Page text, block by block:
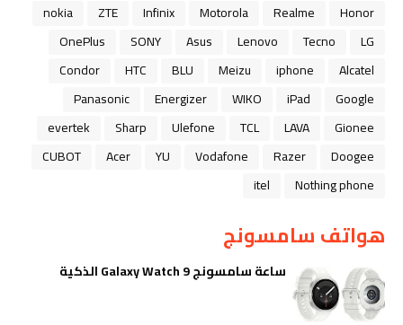
Honor
Realme
Motorola
Infinix
ZTE
nokia
LG
Tecno
Lenovo
Asus
SONY
OnePlus
Alcatel
iphone
Meizu
BLU
HTC
Condor
Google
iPad
WIKO
Energizer
Panasonic
Gionee
LAVA
TCL
Ulefone
Sharp
evertek
Doogee
Razer
Vodafone
YU
Acer
CUBOT
Nothing phone
itel
هواتف سامسونج
ساعة سامسونج Galaxy Watch 9 الذكية